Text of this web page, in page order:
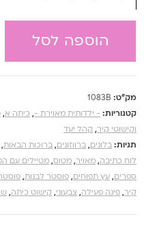
הוספה לסל
מק"ט: 1083B
קטגוריות: - ילדותית מאוירת -, כיתה א,
וקישוטי קיר, קהל יעד
תגיות: בלונים, ברווזונים, ברוכות הבאות,
לוח כתיבה, מאויר, מטוס, מטיילים עם
ספרים, עץ תפוחים, פוסטר לבנות,
קיר, פינה פעילה, צבעוני, קישוט כיתה,